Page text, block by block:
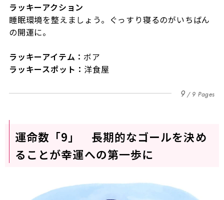
ラッキーアクション
睡眠環境を整えましょう。ぐっすり寝るのがいちばん
の開運に。
ラッキーアイテム： ボア
ラッキースポット： 洋食屋
9 9 Pages
運命数「9」 長期的なゴールを決め
ることが幸運への第一歩に